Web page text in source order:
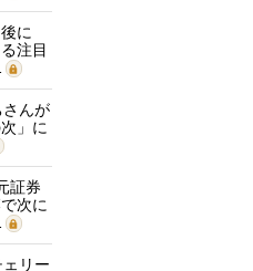
に
注目
さんが
」に
証券
次に
ェリー